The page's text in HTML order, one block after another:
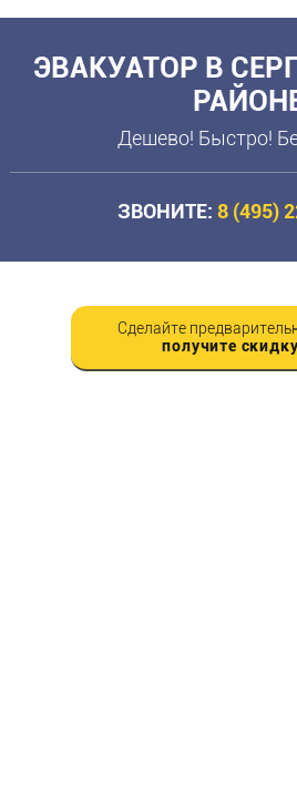
ЭВАКУАТОР В
Дешево! Быстро!
ЗВОНИТЕ: 8 (495)
Сделайте
получите